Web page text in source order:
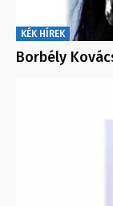
KÉK HÍREK
Borbély